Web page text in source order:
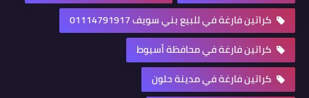
كراتين فارغة في للبيع بني سويف 01114791917
كراتين فارغة في محافظة أسيوط
كراتين فارغة في مدينة حلون